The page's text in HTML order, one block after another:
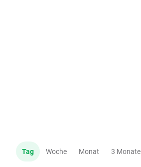
Tag Woche Monat 3 Monate